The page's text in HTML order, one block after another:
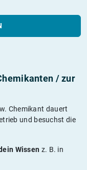
/ zur
Chemikant dauert
und besuchst die
Wissen z. B. in